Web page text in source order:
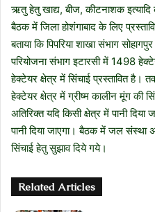
ऋतु हेतु खाद्य, बीज, कीटनाशक इत्यादि
बैठक में जिला होशंगाबाद के लिए
बताया कि पिपरिया शाखा संभाग
परियोजना संभाग इटारसी में 1498
हेक्टेयर क्षेत्र में सिंचाई प्रस्तावित
हेक्टेयर क्षेत्र में ग्रीष्म कालीन मूंग की
अतिरिक्त यदि किसी क्षेत्र में पानी
पानी दिया जाएगा। बैठक में जल संस्था
सिंचाई हेतु सुझाव दिये गये।
Related Articles